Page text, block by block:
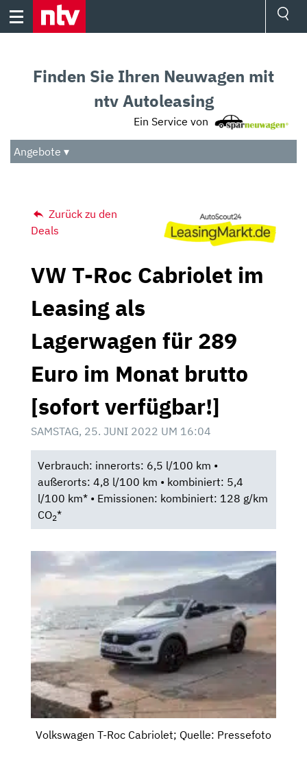
Skip
Audio
Das Beste
Finden Sie Ihren Neuwagen mit
ntv Autoleasing
Ein Service von
Angebote ▾
Zurück zu den
Deals
VW T-Roc Cabriolet im
Leasing als
Lagerwagen für 289
Euro im Monat brutto
[sofort verfügbar!]
SAMSTAG, 25. JUNI 2022 UM 16:04
Verbrauch: innerorts: 6,5 l/100 km •
außerorts: 4,8 l/100 km • kombiniert: 5,4
l/100 km* • Emissionen: kombiniert: 128 g/km
CO2*
Volkswagen T-Roc Cabriolet; Quelle: Pressefoto